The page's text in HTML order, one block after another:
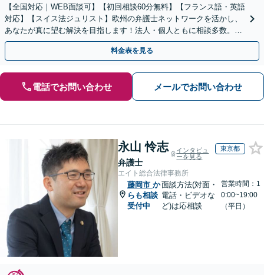
【全国対応｜WEB面談可】【初回相談60分無料】【フランス語・英語
対応】【スイス法ジュリスト】欧州の弁護士ネットワークを活かし、
あなたが真に望む解決を目指します！法人・個人ともに相談多数。細
やかな連絡と粘り強い交渉を徹底【休日・夜間相談可】
料金表を見る
電話でお問い合わせ メールでお問い合わせ
永山 怜志
弁護士
インタビュ
ーを見る
東京都
エイト総合法律事務所
藤岡市 か
らも相談
受付中
面談方法(対面・
電話・ビデオな
ど)は応相談
営業時間：1
0:00~19:00
（平日）